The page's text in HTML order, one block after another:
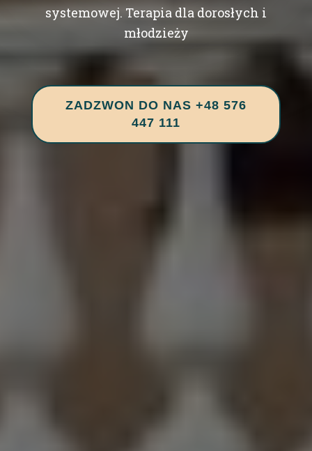
systemowej. Terapia dla dorosłych i
młodzieży
ZADZWON DO NAS +48 576
447 111